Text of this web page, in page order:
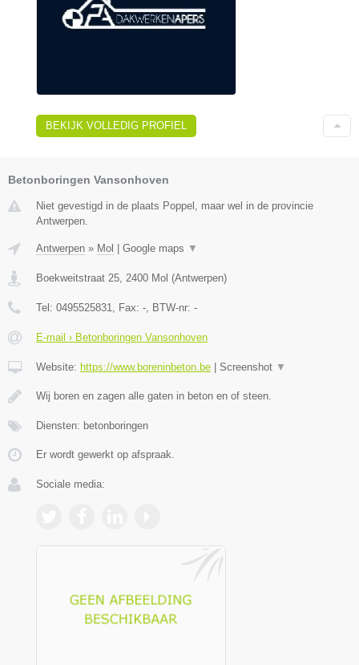
BEKIJK VOLLEDIG PROFIEL
Betonboringen Vansonhoven
Niet gevestigd in de plaats Poppel, maar wel in de provincie
Antwerpen.
Antwerpen » Mol Google maps ▼
Boekweitstraat 25, 2400 Mol (Antwerpen)
Tel: 0495525831, Fax: -, BTW-nr: -
E-mail › Betonboringen Vansonhoven
Website: https://www.boreninbeton.be Screenshot ▼
Wij boren en zagen alle gaten in beton en of steen.
Diensten: betonboringen
Er wordt gewerkt op afspraak.
Sociale media: